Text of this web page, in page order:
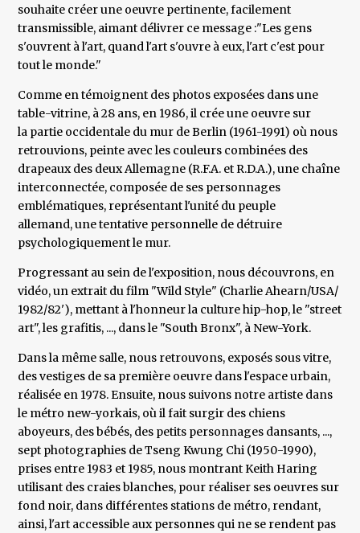
souhaite créer une oeuvre pertinente, facilement
transmissible, aimant délivrer ce message :"Les gens
s'ouvrent à l'art, quand l'art s'ouvre à eux, l'art c'est pour
tout le monde."
Comme en témoignent des photos exposées dans une
table-vitrine, à 28 ans, en 1986, il crée une oeuvre sur
la partie occidentale du mur de Berlin (1961-1991) où nous
retrouvions, peinte avec les couleurs combinées des
drapeaux des deux Allemagne (R.F.A. et R.D.A.), une chaîne
interconnectée, composée de ses personnages
emblématiques, représentant l'unité du peuple
allemand, une tentative personnelle de détruire
psychologiquement le mur.
Progressant au sein de l'exposition, nous découvrons, en
vidéo, un extrait du film "Wild Style" (Charlie Ahearn/USA/
1982/82'), mettant à l'honneur la culture hip-hop, le "street
art", les grafitis, ..., dans le "South Bronx", à New-York.
Dans la même salle, nous retrouvons, exposés sous vitre,
des vestiges de sa première oeuvre dans l'espace urbain,
réalisée en 1978. Ensuite, nous suivons notre artiste dans
le métro new-yorkais, où il fait surgir des chiens
aboyeurs, des bébés, des petits personnages dansants, ...,
sept photographies de Tseng Kwung Chi (1950-1990),
prises entre 1983 et 1985, nous montrant Keith Haring
utilisant des craies blanches, pour réaliser ses oeuvres sur
fond noir, dans différentes stations de métro, rendant,
ainsi, l'art accessible aux personnes qui ne se rendent pas